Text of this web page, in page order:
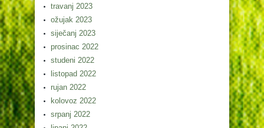
travanj 2023
ožujak 2023
siječanj 2023
prosinac 2022
studeni 2022
listopad 2022
rujan 2022
kolovoz 2022
srpanj 2022